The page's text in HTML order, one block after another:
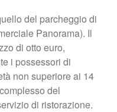
del parcheggio di
Panorama). Il
di otto euro,
i possessori di
non superiore ai 14
del
di ristorazione.